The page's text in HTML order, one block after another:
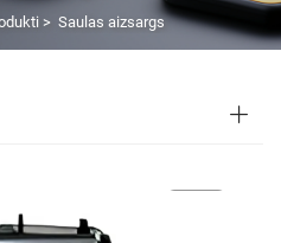
> Saulas aizsargs